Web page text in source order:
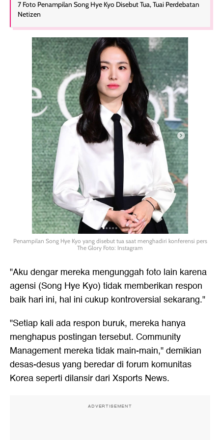
7 Foto Penampilan Song Hye Kyo Disebut Tua, Tuai Perdebatan
Netizen
Penampilan Song Hye Kyo yang disebut tua saat menghadiri konferensi pers
The Glory Foto: Instagram
"Aku dengar mereka mengunggah foto lain karena
agensi (Song Hye Kyo) tidak memberikan respon
baik hari ini, hal ini cukup kontroversial sekarang."
"Setiap kali ada respon buruk, mereka hanya
menghapus postingan tersebut. Community
Management mereka tidak main-main," demikian
desas-desus yang beredar di forum komunitas
Korea seperti dilansir dari Xsports News.
ADVERTISEMENT